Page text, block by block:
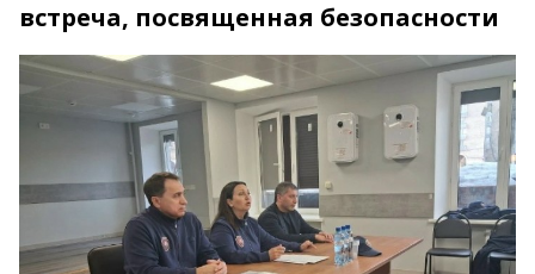
встреча, посвященная безопасности